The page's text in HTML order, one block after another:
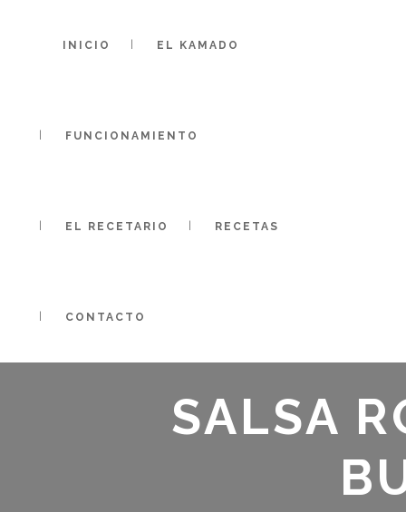
INICIO EL KAMADO
FUNCIONAMIENTO
EL RECETARIO RECETAS
CONTACTO
SALSA